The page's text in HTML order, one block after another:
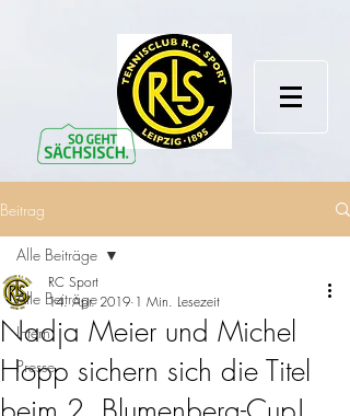
Beitrag
Alle Beiträge
Intern
Presse
Alle Beiträge
Nadja Meier und Michel
Hopp sichern sich die Titel
RC Sport
14. Apr. 2019 1 Min. Lesezeit